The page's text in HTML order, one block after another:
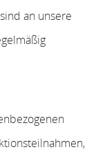
an unsere